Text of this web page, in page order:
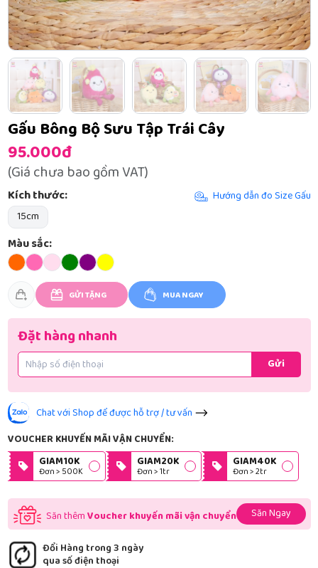
Gấu Bông Bộ Sưu Tập Trái Cây
95.000đ
(Giá chưa bao gồm VAT)
Kích thước:
Hướng dẫn đo Size Gấu
15cm
Màu sắc:
GỬI TẶNG MUA NGAY
Đặt hàng nhanh
Gửi
Chat với Shop để được hỗ trợ / tư vấn
VOUCHER KHUYẾN MÃI VẬN CHUYỂN:
GIAM10K
Đơn > 500K
GIAM20K
Đơn > 1tr
GIAM40K
Đơn > 2tr
Săn thêmVoucher khuyến mãi vận chuyển Săn Ngay
Đổi Hàng trong 3 ngày
qua số điện thoại